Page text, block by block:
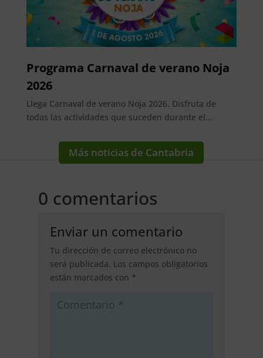
Programa Carnaval de verano Noja
2026
Llega Carnaval de verano Noja 2026. Disfruta de
todas las actividades que suceden durante el...
Más noticias de Cantabria
0 comentarios
Enviar un comentario
Tu dirección de correo electrónico no
será publicada. Los campos obligatorios
están marcados con *